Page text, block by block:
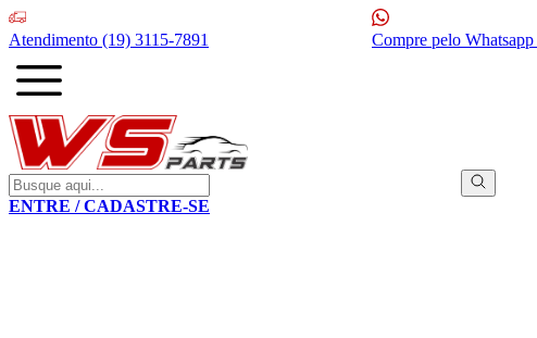
Atendimento (19) 3115-7891 Compre pelo Whatsapp
ENTRE / CADASTRE-SE